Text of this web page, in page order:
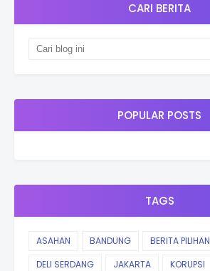
CARI BERITA
POPULAR POSTS
TAGS
ASAHAN BANDUNG BERITA PILIHAN
DELI SERDANG
JAKARTA KORUPSI